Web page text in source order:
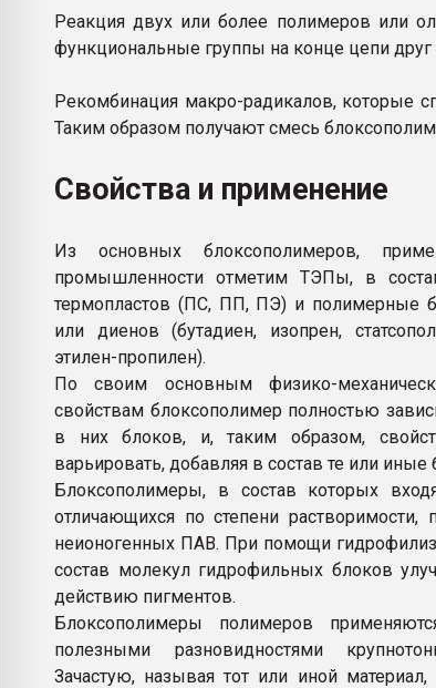
Реакция двух или более полимеров или
функциональные группы на конце цепи друг
Рекомбинация макро-радикалов, которые
Таким образом получают смесь
Свойства и применение
Из основных блоксополимеров,
промышленности отметим ТЭПы, в
термопластов (ПС, ПП, ПЭ) и полимерные
или диенов (бутадиен, изопрен,
этилен-пропилен).
По своим основным физико-
свойствам блоксополимер полностью
в них блоков, и, таким образом,
варьировать, добавляя в состав те или иные
Блоксополимеры, в состав которых
отличающихся по степени растворимости,
неионогенных ПАВ. При помощи
состав молекул гидрофильных блоков
действию пигментов.
Блоксополимеры полимеров
полезными разновидностями
Зачастую, называя тот или иной